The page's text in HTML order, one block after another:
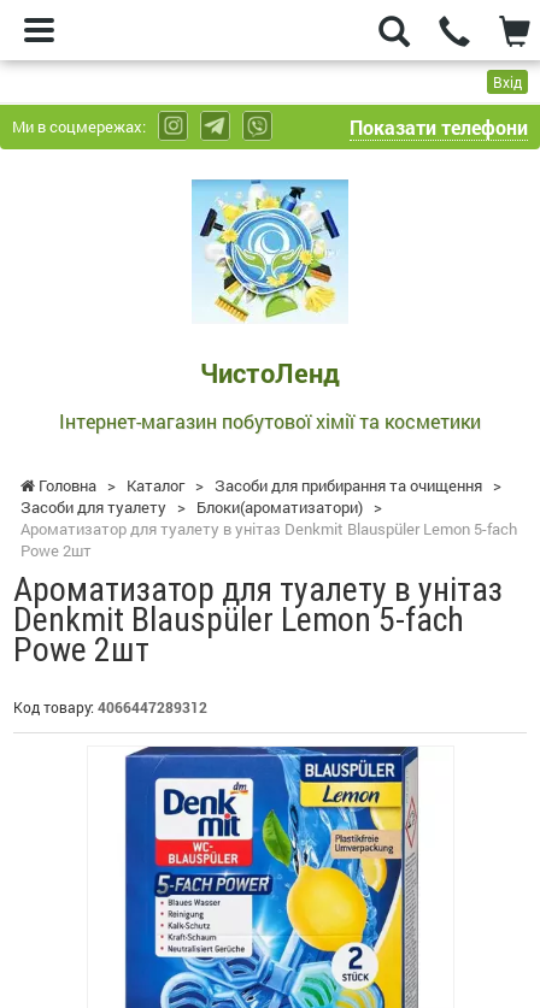
Вхід
Ми в соцмережах: Показати телефони
ЧистоЛенд
Інтернет-магазин побутової хімії та косметики
Головна > Каталог > Засоби для прибирання та очищення >
Засоби для туалету > Блоки(ароматизатори) >
Ароматизатор для туалету в унітаз Denkmit Blauspüler Lemon 5-fach
Powe 2шт
Ароматизатор для туалету в унітаз
Denkmit Blauspüler Lemon 5-fach
Powe 2шт
Код товару: 4066447289312